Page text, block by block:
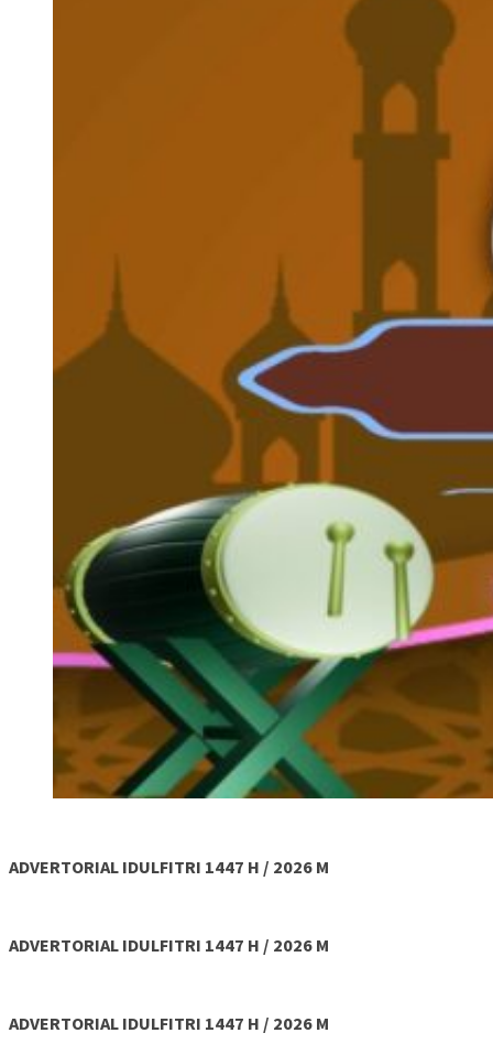
ADVERTORIAL IDULFITRI 1447 H / 2026 M
ADVERTORIAL IDULFITRI 1447 H / 2026 M
ADVERTORIAL IDULFITRI 1447 H / 2026 M